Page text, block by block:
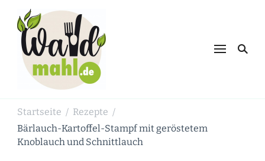
Schnabulieren, was die Natur einem
Startseite / Rezepte /
Bärlauch-Kartoffel-Stampf mit geröstetem
Knoblauch und Schnittlauch